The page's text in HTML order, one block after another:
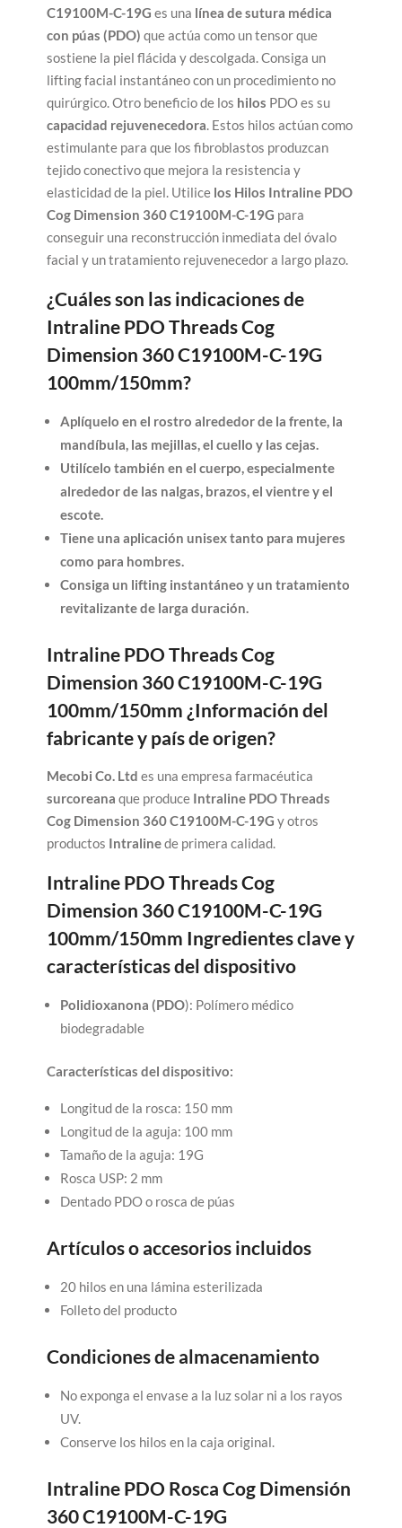
C19100M-C-19Ges una línea de sutura médica
con púas (PDO) que actúa como un tensor que
sostiene la piel flácida y descolgada. Consiga un
lifting facial instantáneo con un procedimiento no
quirúrgico. Otro beneficio de los hilos PDO es su
capacidad rejuvenecedora. Estos hilos actúan como
estimulante para que los fibroblastos produzcan
tejido conectivo que mejora la resistencia y
elasticidad de la piel. Utilice los Hilos Intraline PDO
Cog Dimension 360 C19100M-C-19G para
conseguir una reconstrucción inmediata del óvalo
facial y un tratamiento rejuvenecedor a largo plazo.
¿Cuáles son las indicaciones de
Intraline PDO Threads Cog
Dimension 360 C19100M-C-19G
100mm/150mm?
Aplíquelo en el rostro alrededor de la frente, la
mandíbula, las mejillas, el cuello y las cejas.
Utilícelo también en el cuerpo, especialmente
alrededor de las nalgas, brazos, el vientre y el
escote.
Tiene una aplicación unisex tanto para mujeres
como para hombres.
Consiga un lifting instantáneo y un tratamiento
revitalizante de larga duración.
Intraline PDO Threads Cog
Dimension 360 C19100M-C-19G
100mm/150mm ¿Información del
fabricante y país de origen?
Mecobi Co. Ltdes una empresa farmacéutica
surcoreanaque produce Intraline PDO Threads
Cog Dimension 360 C19100M-C-19Gy otros
productos Intralinede primera calidad.
Intraline PDO Threads Cog
Dimension 360 C19100M-C-19G
100mm/150mm Ingredientes clave y
características del dispositivo
Polidioxanona(PDO): Polímero médico
biodegradable
Características del dispositivo:
Longitud de la rosca: 150 mm
Longitud de la aguja: 100 mm
Tamaño de la aguja: 19G
Rosca USP: 2 mm
Dentado PDO o rosca de púas
Artículos o accesorios incluidos
20 hilos en una lámina esterilizada
Folleto del producto
Condiciones de almacenamiento
No exponga el envase a la luz solar ni a los rayos
UV.
Conserve los hilos en la caja original.
Intraline PDO Rosca Cog Dimensión
360 C19100M-C-19G